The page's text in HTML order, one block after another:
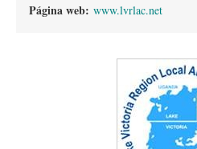
Página web: www.lvrlac.net